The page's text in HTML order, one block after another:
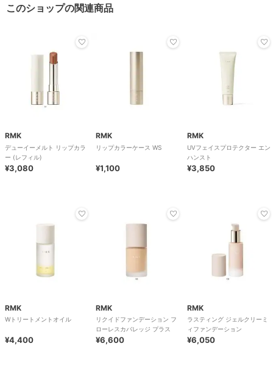
このショップの関連商品
RMK
デューイーメルト リップカラ
ー (レフィル)
¥3,080
RMK
リップカラーケース WS
¥1,100
RMK
UVフェイスプロテクター エン
ハンスト
¥3,850
RMK
Wトリートメントオイル
¥4,400
RMK
リクイドファンデーション フ
ローレスカバレッジ プラス
¥6,600
RMK
ラスティング ジェルクリーミ
ィファンデーション
¥6,050